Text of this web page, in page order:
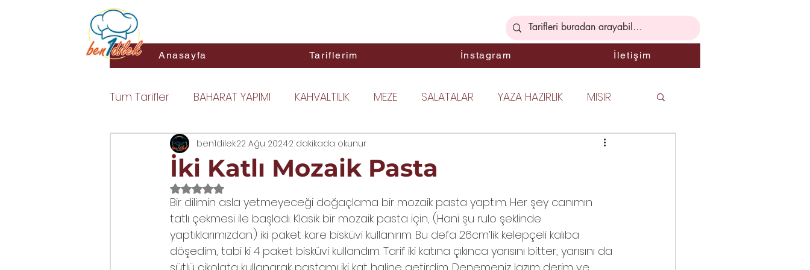
Anasayfa Tariflerim İnstagram İletişim
Tüm Tarifler BAHARAT YAPIMI KAHVALTILIK MEZE SALATALAR YAZA HAZIRLIK MISIR
SOSLAR YARDIMCI LEZZETLER
MAKARNA KIZARTMALAR
ZEYTİN YAĞLI YEMEKLER KURABİYELER HAMUR İŞLERİ KIŞA HAZIRLIK PRATİK BİLGİLER
İki Katlı Mozaik Pasta
ben1dilek22 Ağu 20242 dakikada okunur
5 üzerinden NaN yıldız
Bir dilimin asla yetmeyeceği doğaçlama bir mozaik pasta yaptım. Her şey canımın
tatlı çekmesi ile başladı. Klasik bir mozaik pasta için, (Hani şu rulo şeklinde
yaptıklarımızdan.) iki paket kare bisküvi kullanırım. Bu defa 26cm’lik kelepçeli kalıba
döşedim, tabi ki 4 paket bisküvi kullandım. Tarif iki katına çıkınca yarısını bitter, yarısını da